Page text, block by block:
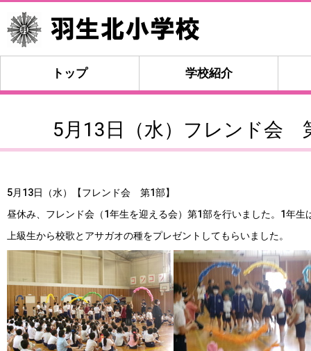
トップ 学校紹介
5月13日（水）フレンド
5月13日（水）【フレンド会 第1部】
昼休み、フレンド会（1年生を迎える会）第1部を行いました。1年
上級生から校歌とアサガオの種をプレゼントしてもらいました。